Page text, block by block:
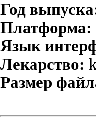
Год
Платформа:
Язык
Лекарство:
Размер